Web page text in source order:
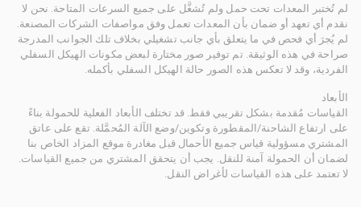
لم تُختبر المعدات تحت حمل ولم تُشغَّل على جميع السرعات المتاحة. نحن لا
نقدم أي تعهد أو ضمان بأن المعدات تعمل وفق مواصفات الشركات المصنعة.
لم يُجرَ أي فحص في ما يتعلق بأي جانب تشغيلي بخلاف تلك الجوانب المدرجة
صراحة في هذه الوثيقة. تم توفير صور مختارة لبعض مكونات الهيكل السفلي
الفردية، وقد لا تعكس هذه الصور حالة الهيكل السفلي بأكمله.
الأبعاد
القياسات مُقدمة بشكل تقريبي فقط. قد تختلف الأبعاد الفعلية للحمولة بناءً
على ارتفاع الشاحنة/المقطورة وتكوين/وضع الآلة المُحمَّلة. تقع على عاتق
المشتري مسؤولية قياس جميع الأحمال قبل مغادرة موقع المزاد الخاص بنا
لضمان أن الحمولة آمنة للنقل. يجب أن يتحقق المشتري من جميع القياسات.
لا تعتمد على هذه القياسات لأغراض النقل.